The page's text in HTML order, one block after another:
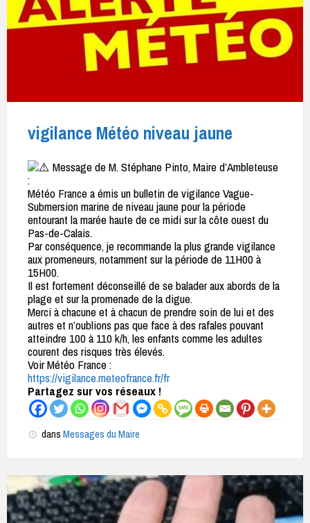
vigilance Météo niveau jaune
Message de M. Stéphane Pinto, Maire d’Ambleteuse
:
Météo France a émis un bulletin de vigilance Vague-
Submersion marine de niveau jaune pour la période
entourant la marée haute de ce midi sur la côte ouest du
Pas-de-Calais.
Par conséquence, je recommande la plus grande vigilance
aux promeneurs, notamment sur la période de 11H00 à
15H00.
Il est fortement déconseillé de se balader aux abords de la
plage et sur la promenade de la digue.
Merci à chacune et à chacun de prendre soin de lui et des
autres et n’oublions pas que face à des rafales pouvant
atteindre 100 à 110 k/h, les enfants comme les adultes
courent des risques très élevés.
Voir Météo France :
https://vigilance.meteofrance.fr/fr
Partagez sur vos réseaux !
dans Messages du Maire